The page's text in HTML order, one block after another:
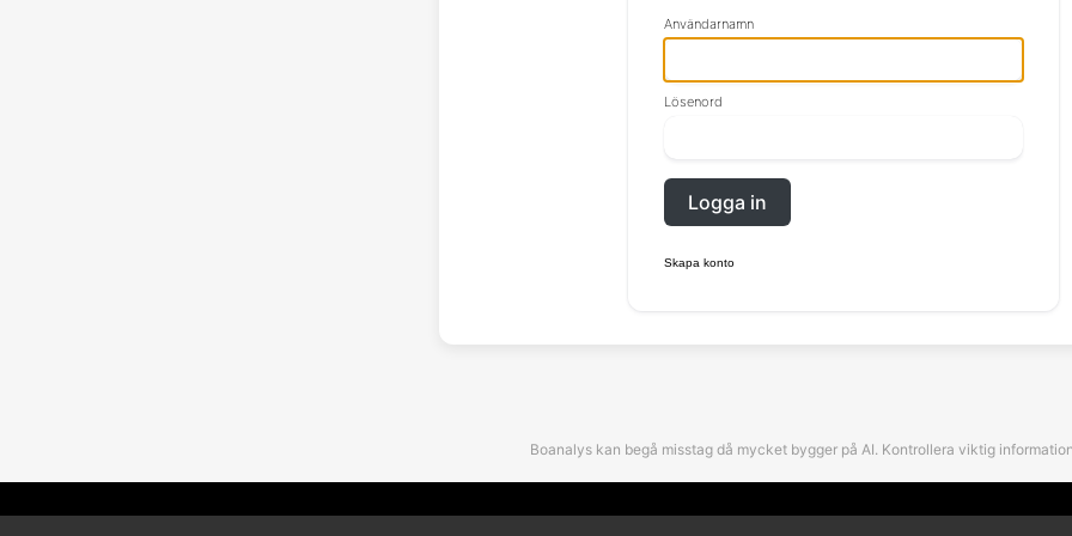
Användarnamn
Lösenord
Logga in
Skapa konto
Boanalys kan begå misstag då mycket bygger på AI. Kontrollera viktig